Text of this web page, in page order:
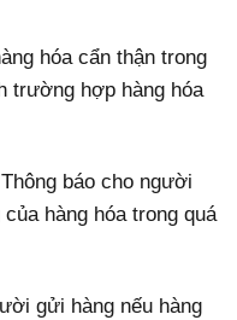
hóa cẩn thận trong
trường hợp hàng hóa
báo cho người
hàng hóa trong quá
gửi hàng nếu hàng